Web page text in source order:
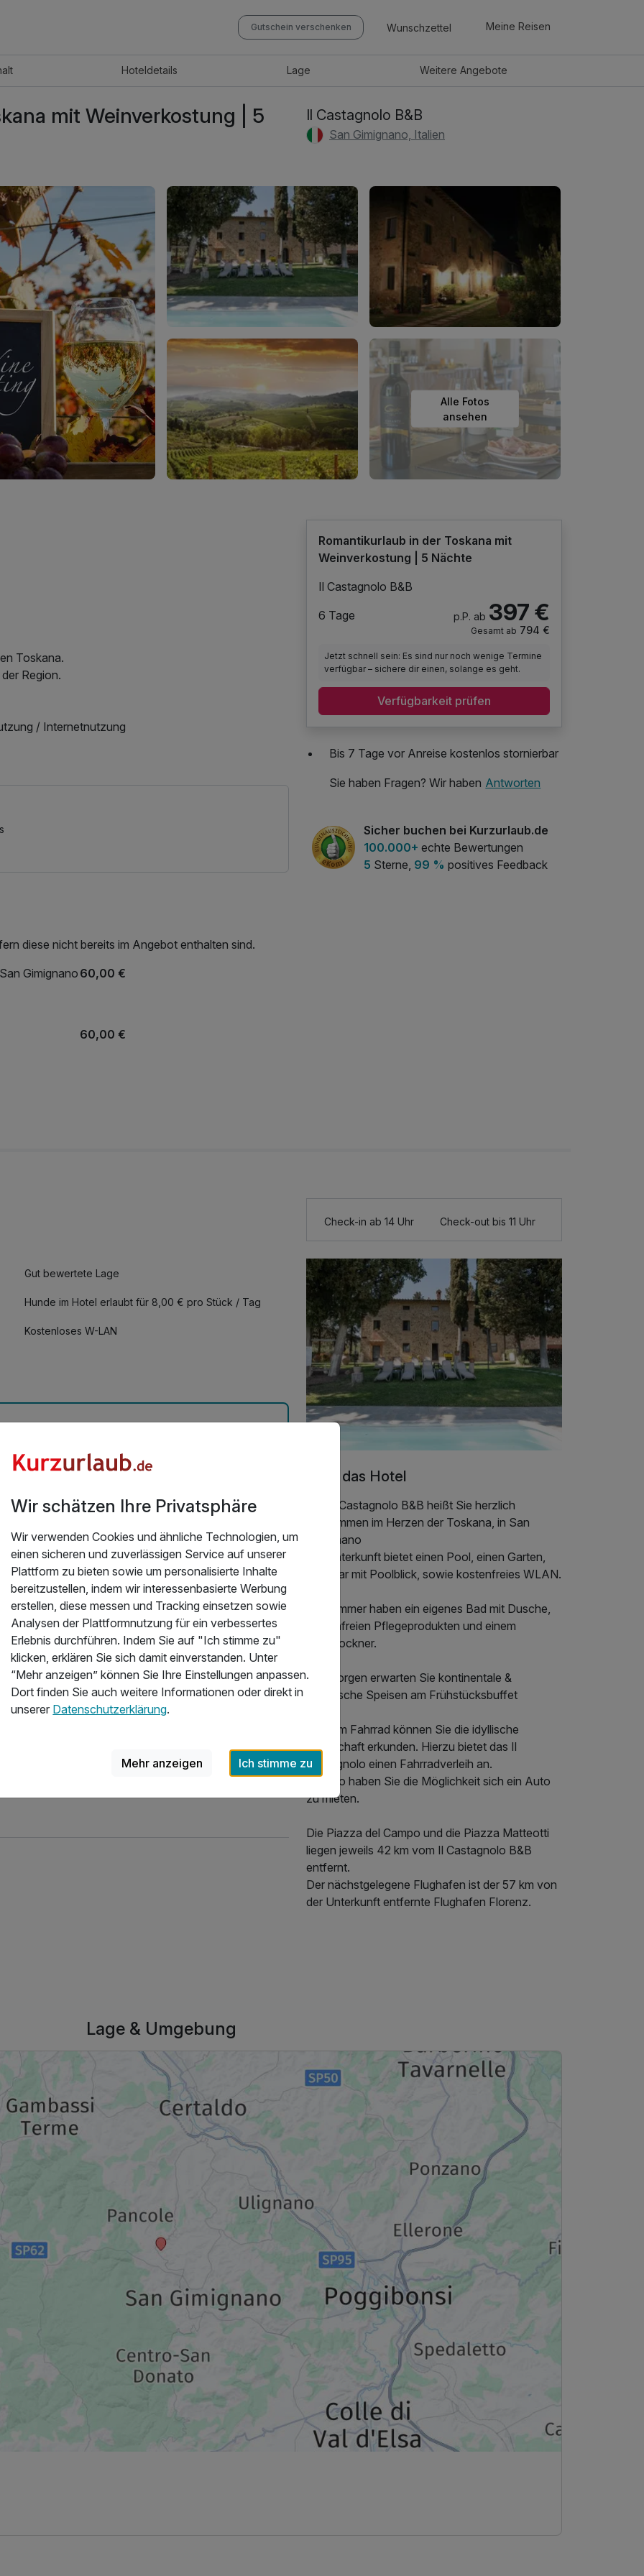
Gutschein verschenken Wunschzettel Meine Reisen
Hoteldetails Lage WeitereAngebote
mit Weinverkostung | 5
Il Castagnolo B&B
San Gimignano, Italien
Alle Fotos
ansehen
Toskana.
Region.
/ Internetnutzung
diese nicht bereits im Angebot enthalten sind.
Gimignano 60,00 €
60,00 €
Romantikurlaub in der Toskana mit
Weinverkostung | 5 Nächte
Il Castagnolo B&B
6 Tage
p.P. ab 397 €
Gesamt ab 794 €
Jetzt schnell sein: Es sind nur noch wenige Termine
verfügbar – sichere dir einen, solange es geht.
Verfügbarkeit prüfen
Bis 7 Tage vor Anreise kostenlos stornierbar
Sie haben Fragen? Wir haben Antworten
Sicher buchen bei Kurzurlaub.de
100.000+ echte Bewertungen
5 Sterne, 99 % positives Feedback
Gut bewertete Lage
Hunde im Hotel erlaubt für 8,00 € pro Stück / Tag
Kostenloses W-LAN
Check-in ab 14 Uhr Check-out bis 11 Uhr
Über das Hotel
Das Il Castagnolo B&B heißt Sie herzlich
Willkommen im Herzen der Toskana, in San
Gimignano
Die Unterkunft bietet einen Pool, einen Garten,
eine Bar mit Poolblick, sowie kostenfreies WLAN.
Alle Zimmer haben ein eigenes Bad mit Dusche,
kostenfreien Pflegeprodukten und einem
Haartrockner.
Am Morgen erwarten Sie kontinentale &
italienische Speisen am Frühstücksbuffet
Mit dem Fahrrad können Sie die idyllische
Landschaft erkunden. Hierzu bietet das Il
Castagnolo einen Fahrradverleih an.
Ebenso haben Sie die Möglichkeit sich ein Auto
zu mieten.
Die Piazza del Campo und die Piazza Matteotti
liegen jeweils 42 km vom Il Castagnolo B&B
entfernt.
Der nächstgelegene Flughafen ist der 57 km von
der Unterkunft entfernte Flughafen Florenz.
Lage & Umgebung
Wir schätzen Ihre Privatsphäre
Wir verwenden Cookies und ähnliche Technologien, um
einen sicheren und zuverlässigen Service auf unserer
Plattform zu bieten sowie um personalisierte Inhalte
bereitzustellen, indem wir interessenbasierte Werbung
erstellen, diese messen und Tracking einsetzen sowie
Analysen der Plattformnutzung für ein verbessertes
Erlebnis durchführen. Indem Sie auf "Ich stimme zu"
klicken, erklären Sie sich damit einverstanden. Unter
“Mehr anzeigen” können Sie Ihre Einstellungen anpassen.
Dort finden Sie auch weitere Informationen oder direkt in
unserer Datenschutzerklärung.
Mehr anzeigen Ich stimme zu